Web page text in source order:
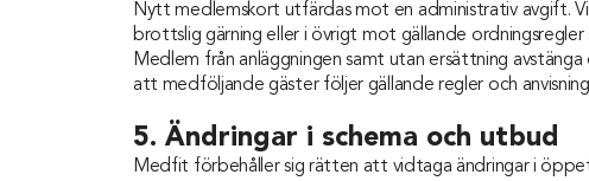
Nytt medlemskort utfärdas mot en administrativ avgift.
brottslig gärning eller i övrigt mot gällande
Medlem från anläggningen samt utan ersättning
att medföljande gäster följer gällande regler och
5. Ändringar i schema och utbud
Medfit förbehåller sig rätten att vidtaga ändringar i